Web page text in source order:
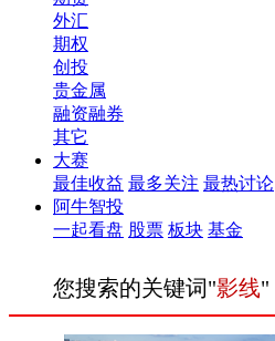
外汇
期权
创投
贵金属
融资融券
其它
大赛
最佳收益 最多关注 最热讨论
阿牛智投
一起看盘 股票 板块 基金
您搜索的关键词"影线"